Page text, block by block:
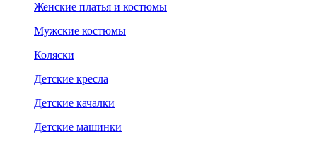
Женские платья и костюмы
Мужские костюмы
Коляски
Детские кресла
Детские качалки
Детские машинки